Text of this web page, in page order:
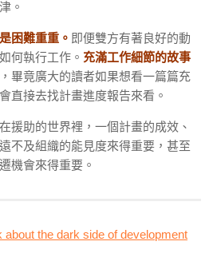
。
困難重重。 即便雙方有著良好的動
何執行工作。 充滿工作細節的故事
，畢竟廣大的讀者如果想看一篇篇充
直接去找計畫進度報告來看。
援助的世界裡，一個計畫的成效、
不及組織的能見度來得重要，甚至
機會來得重要。
about the dark side of development